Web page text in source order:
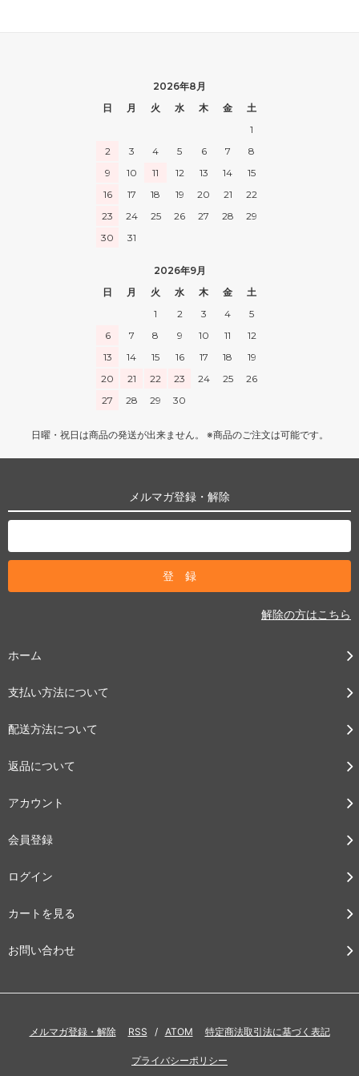
2026年8月
日
月 火 水 木 金
土
1
2
3 4 5 6 7
8
9
10 11 12 13 14
15
16
17 18 19 20 21
22
23
24 25 26 27 28
29
30
31
2026年9月
日
月 火 水 木 金
土
1
2 3 4
5
6
7 8 9 10 11
12
13
14 15 16 17 18
19
20
21 22 23 24 25
26
27
28 29 30
日曜・祝日は商品の発送が出来ません。 ※商品のご注文は可能です。
メルマガ登録・解除
解除の方はこちら
ホーム
支払い方法について
配送方法について
返品について
アカウント
会員登録
ログイン
カートを見る
お問い合わせ
メルマガ登録・解除 RSS / ATOM 特定商法取引法に基づく表記
プライバシーポリシー